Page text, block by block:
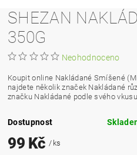
SHEZAN
350G
Neohodnoceno
Koupit online Nakládané Smíšené
najdete několik značek Nakládané
značku Nakládané podle svého vkusu.
Dostupnost
99 Kč/ ks